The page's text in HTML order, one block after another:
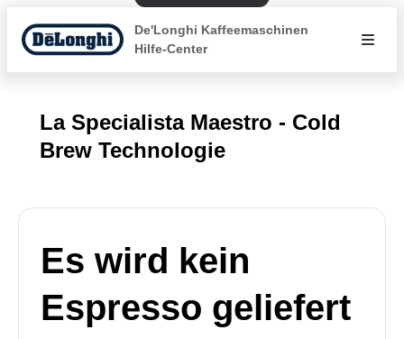
De'Longhi Kaffeemaschinen
Hilfe-Center
La Specialista Maestro - Cold
Brew Technologie
Es wird kein
Espresso geliefert